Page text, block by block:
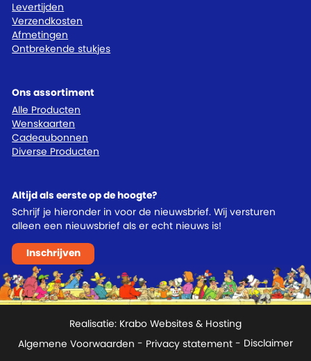
Levertijden
Verzendkosten
Afmetingen
Ontbrekende stukjes
Ons assortiment
Alle Producten
Wenskaarten
Cadeaubonnen
Diverse Producten
Altijd als eerste op de hoogte?
Schrijf je hieronder in voor de nieuwsbrief. Wij versturen
alleen een nieuwsbrief als er echt nieuws is!
Inschrijven
Realisatie: Krabo Websites & Hosting
Algemene Voorwaarden - Privacy statement - Disclaimer